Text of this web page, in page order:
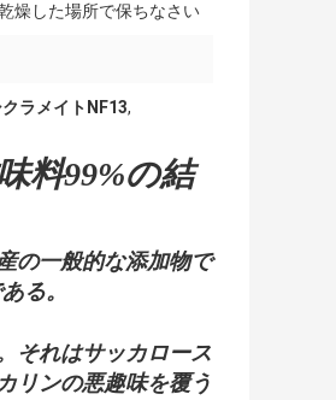
燥した場所で保ちなさい
ラメイトNF13,
料99%の結
の一般的な添加物で
る。
それはサッカロース
リンの悪趣味を覆う